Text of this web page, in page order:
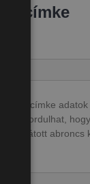
címke adatok
Előfordulhat,
ellátott abroncs